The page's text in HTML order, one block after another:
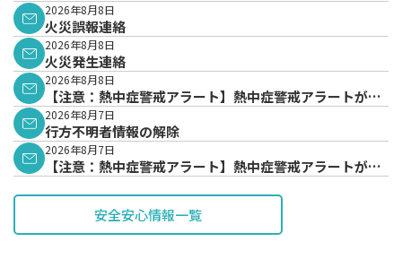
2026年8月8日
火災誤報連絡
2026年8月8日
火災発生連絡
2026年8月8日
【注意：熱中症警戒アラート】熱中症警戒アラートが発
表されています。
2026年8月7日
行方不明者情報の解除
2026年8月7日
【注意：熱中症警戒アラート】熱中症警戒アラートが発
安全安心情報一覧